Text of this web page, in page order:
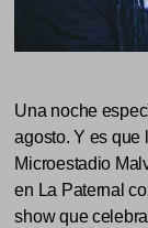
Una noche
agosto. Y es que
Microestadio
en La Paternal
show que